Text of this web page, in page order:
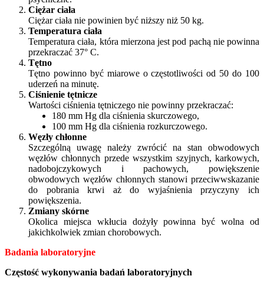
Ciężar ciała
Ciężar ciała nie powinien być niższy niż 50 kg.
Temperatura ciała
Temperatura ciała, która mierzona jest pod pachą nie powinna
przekraczać 37° C.
Tętno
Tętno powinno być miarowe o częstotliwości od 50 do 100
uderzeń na minutę.
Ciśnienie tętnicze
Wartości ciśnienia tętniczego nie powinny przekraczać:
180 mm Hg dla ciśnienia skurczowego,
100 mm Hg dla ciśnienia rozkurczowego.
Węzły chłonne
Szczególną uwagę należy zwrócić na stan obwodowych
węzłów chłonnych przede wszystkim szyjnych, karkowych,
nadobojczykowych i pachowych, powiększenie
obwodowych węzłów chłonnych stanowi przeciwwskazanie
do pobrania krwi aż do wyjaśnienia przyczyny ich
powiększenia.
Zmiany skórne
Okolica miejsca wkłucia dożyły powinna być wolna od
jakichkolwiek zmian chorobowych.
Badania laboratoryjne
Częstość wykonywania badań laboratoryjnych